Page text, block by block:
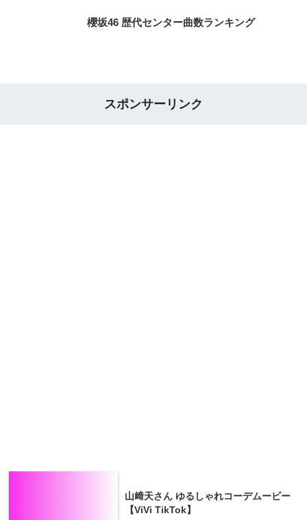
櫻坂46 歴代センター曲数ランキング
スポンサーリンク
山﨑天さん ゆるしゃれコーデムービー
【ViVi TikTok】